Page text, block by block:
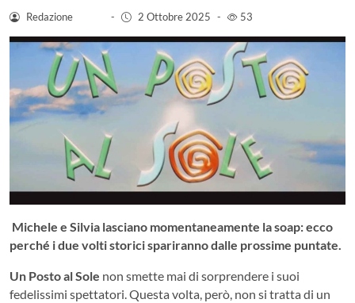
Redazione - 2 Ottobre 2025 - 53
Michele e Silvia lasciano momentaneamente la soap: ecco
perché i due volti storici spariranno dalle prossime puntate.
Un Posto al Sole non smette mai di sorprendere i suoi
fedelissimi spettatori. Questa volta, però, non si tratta di un